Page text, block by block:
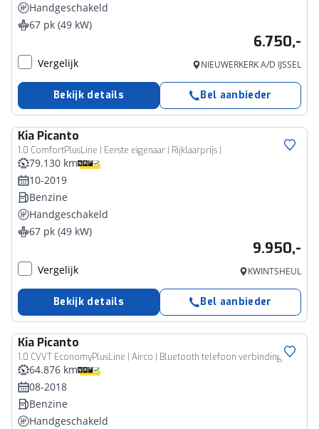
Handgeschakeld
67 pk (49 kW)
6.750,-
Vergelijk NIEUWERKERK A/D IJSSEL
Bekijk details Bel aanbieder
Kia Picanto
1.0 ComfortPlusLine | Eerste eigenaar | Rijklaarprijs |
79.130 km
10-2019
Benzine
Handgeschakeld
67 pk (49 kW)
9.950,-
Vergelijk KWINTSHEUL
Bekijk details Bel aanbieder
Kia Picanto
1.0 CVVT EconomyPlusLine | Airco | Bluetooth telefoon verbinding
64.876 km
08-2018
Benzine
Handgeschakeld